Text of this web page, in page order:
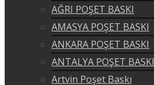
AĞRI POŞET BASKI
AMASYA POŞET BASKI
ANKARA POŞET BASKI
ANTALYA POŞET BASKI
Artvin Poşet Baskı